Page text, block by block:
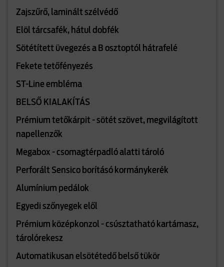
Zajszűrő, laminált szélvédő
Elöl tárcsafék, hátul dobfék
Sötétített üvegezés a B osztoptól hátrafelé
Fekete tetőfényezés
ST-Line embléma
BELSŐ KIALAKÍTÁS
Prémium tetőkárpit - sötét szövet, megvilágított
napellenzők
Megabox - csomagtérpadló alatti tároló
Perforált Sensico borításó kormánykerék
Alumínium pedálok
Egyedi szőnyegek elől
Prémium középkonzol - csúsztatható kartámasz,
tárolórekesz
Automatikusan elsötétedő belső tükör